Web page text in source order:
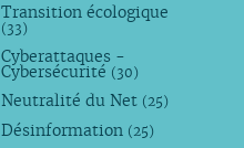
Transition écologique
(33)
Cyberattaques -
Cybersécurité (30)
Neutralité du Net (25)
Désinformation (25)